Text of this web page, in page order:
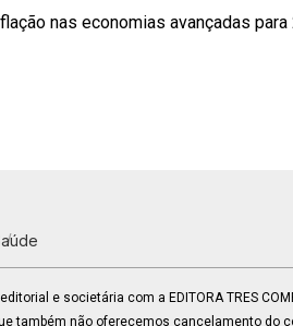
nas economias avançadas para
e societária com a EDITORA TRES
também não oferecemos cancelamento do